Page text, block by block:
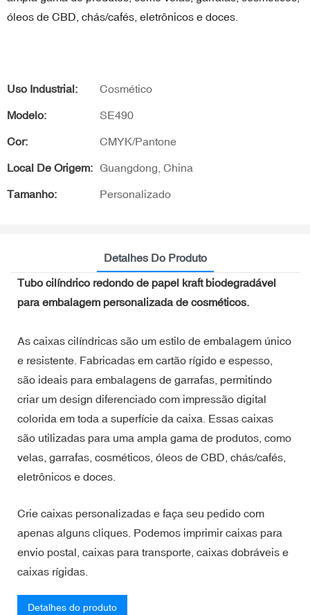
óleos de CBD, chás/cafés, eletrônicos e doces.
Uso Industrial: Cosmético
Modelo: SE490
Cor: CMYK/Pantone
Local De Origem: Guangdong, China
Tamanho: Personalizado
Detalhes Do Produto
Tubo cilíndrico redondo de papel kraft biodegradável
para embalagem personalizada de cosméticos.
As caixas cilíndricas são um estilo de embalagem único
e resistente. Fabricadas em cartão rígido e espesso,
são ideais para embalagens de garrafas, permitindo
criar um design diferenciado com impressão digital
colorida em toda a superfície da caixa. Essas caixas
são utilizadas para uma ampla gama de produtos, como
velas, garrafas, cosméticos, óleos de CBD, chás/cafés,
eletrônicos e doces.
Crie caixas personalizadas e faça seu pedido com
apenas alguns cliques. Podemos imprimir caixas para
envio postal, caixas para transporte, caixas dobráveis ​​e
caixas rígidas.
Detalhes do produto